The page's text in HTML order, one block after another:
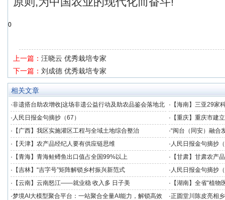
0
上一篇： 汪晓云 优秀栽培专家
下一篇： 刘成德 优秀栽培专家
相关文章
·非遗搭台助农增收|这场非遗公益行动及助农品鉴会落地北
京
· 【海南】三亚29家
· 人民日报金句摘抄（67） · 【重庆】重庆市建
度
· 【广西】我区实施灌区工程与全域土地综合整治 ·“闽台（同安）融合
发展提供数据支撑
· 【天津】农产品经纪人要有供应链思维 · 人民日报金句摘抄
· 【青海】青海鲑鳟鱼出口值占全国99%以上 · 【甘肃】甘肃农产
· 【吉林】“吉字号”矩阵解锁乡村振兴新范式 · 人民日报金句摘抄
· 【云南】云南怒江——就业稳 收入多 日子美 · 【湖南】全省“植
竞技
·梦境AI大模型聚合平台：一站聚合全量AI能力，解锁高效
·正圆堂川陈皮亮相